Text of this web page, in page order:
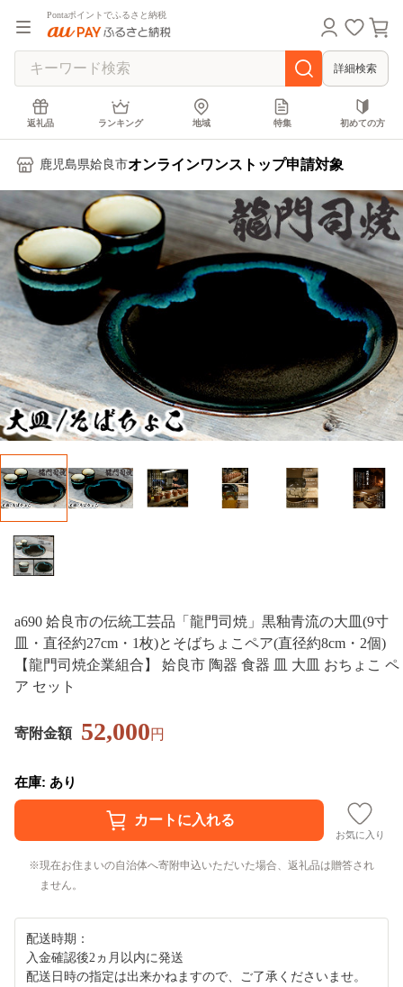
Pontaポイントでふるさと納税
詳細検索
返礼品 ランキング 地域 特集 初めての方
鹿児島県姶良市オンラインワンストップ申請対象
a690 姶良市の伝統工芸品「龍門司焼」黒釉青流の大皿(9寸
皿・直径約27cm・1枚)とそばちょこペア(直径約8cm・2個)
【龍門司焼企業組合】 姶良市 陶器 食器 皿 大皿 おちょこ ペ
ア セット
寄附金額 52,000円
在庫: あり
お気に入り
現在お住まいの自治体へ寄附申込いただいた場合、返礼品は贈答され
ません。
配送時期：
入金確認後2ヵ月以内に発送
配送日時の指定は出来かねますので、ご了承くださいませ。